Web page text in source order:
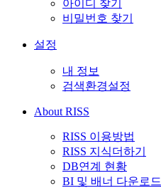
아이디 찾기
비밀번호 찾기
설정
내 정보
검색환경설정
About RISS
RISS 이용방법
RISS 지식더하기
DB연계 현황
BI 및 배너 다운로드